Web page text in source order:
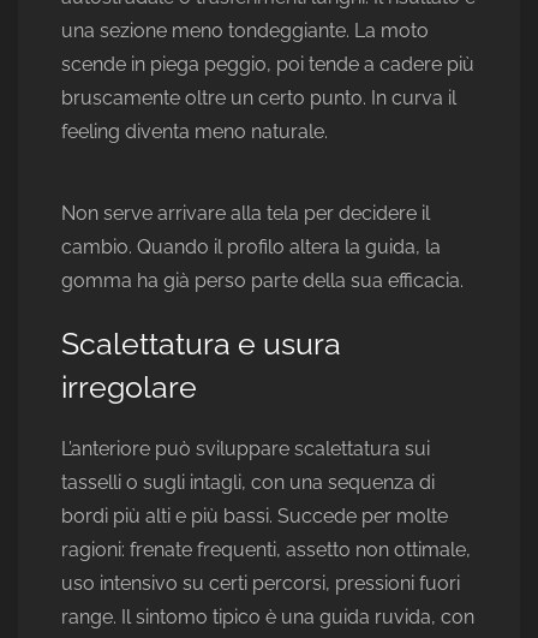
una sezione meno tondeggiante. La moto
scende in piega peggio, poi tende a cadere più
bruscamente oltre un certo punto. In curva il
feeling diventa meno naturale.
Non serve arrivare alla tela per decidere il
cambio. Quando il profilo altera la guida, la
gomma ha già perso parte della sua efficacia.
Scalettatura e usura
irregolare
L’anteriore può sviluppare scalettatura sui
tasselli o sugli intagli, con una sequenza di
bordi più alti e più bassi. Succede per molte
ragioni: frenate frequenti, assetto non ottimale,
uso intensivo su certi percorsi, pressioni fuori
range. Il sintomo tipico è una guida ruvida, con